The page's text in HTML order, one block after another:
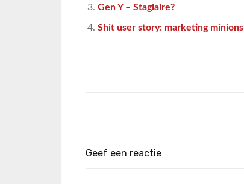
Gen Y – Stagiaire?
Shit user story: marketing minions
Geef een reactie